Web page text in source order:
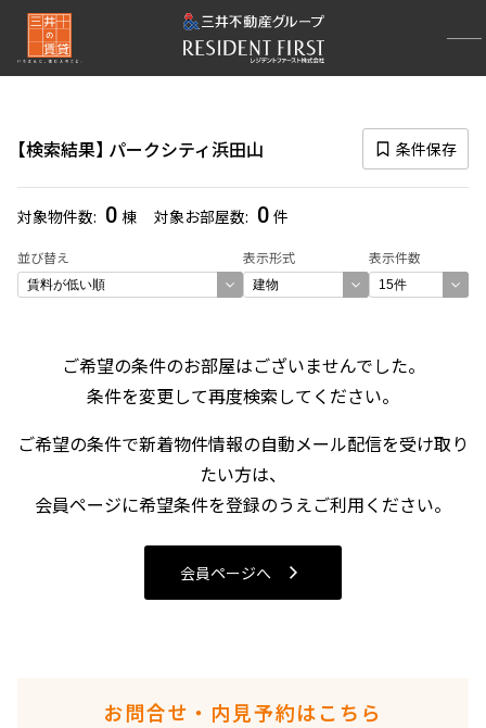
検索結果 パークシティ浜田山 条件保存
対象物件数 0 棟 対象お部屋数 0 件
並び替え 表示形式 表示件数
再検索ナビゲーション
賃料
〜
管理費/共益費含む
礼金なし
敷金なし
1R〜1K
1DK〜1LDK
3LDK
4LDK〜
ご希望の条件のお部屋はございませんでした。
条件を変更して再度検索してください。
ご希望の条件で新着物件情報の自動メール配信を受け取り
たい方は、
会員ページに希望条件を登録のうえご利用ください。
会員ページへ
お問合せ・内見予約はこちら